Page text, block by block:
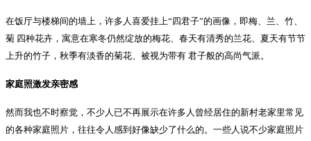
在饭厅与楼梯间的墙上，许多人喜爱挂上“四君子”的画像，即梅、兰、竹、
菊 四种花卉，寓意在寒冬仍然绽放的梅花、春天有清秀的兰花、夏天有节节
上升的竹子，秋季有淡香的菊花、被视为带有 君子般的高尚气派。
家庭照激发亲密感
然而我也不时察觉，不少人已不再展示在许多人曾经居住的新村老家里常见
的各种家庭照片，往往令人感到好像缺少了什么的。一些人说不少家庭照片